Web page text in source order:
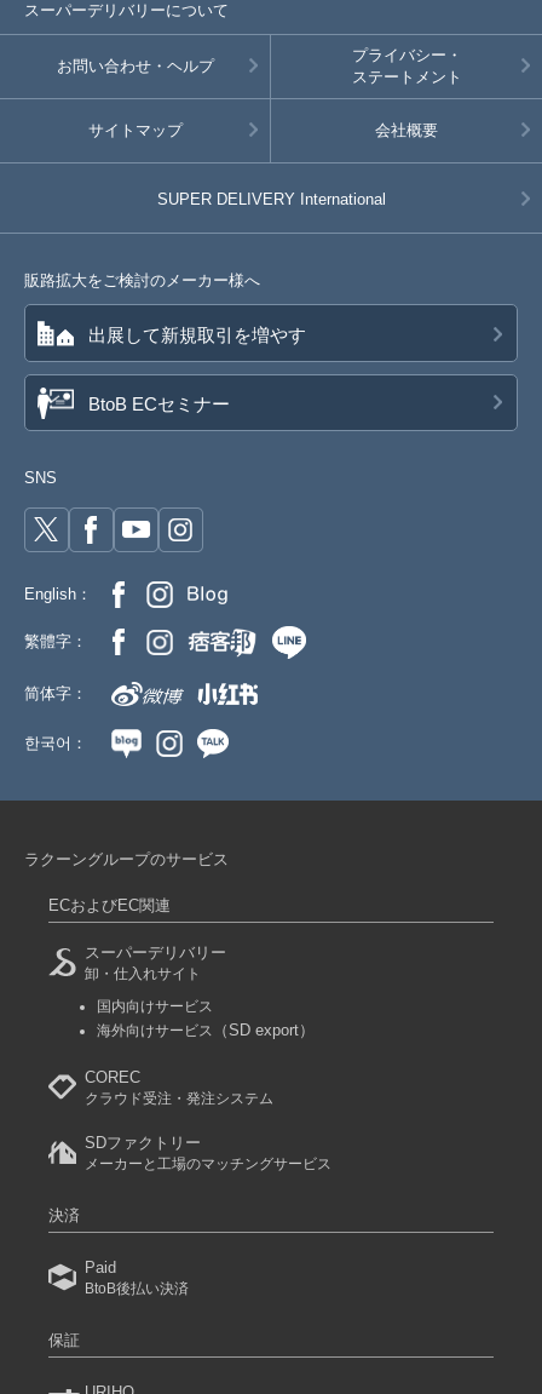
スーパーデリバリーについて
お問い合わせ・ヘルプ
プライバシー・
ステートメント
サイトマップ 会社概要
SUPER DELIVERY International
販路拡大をご検討のメーカー様へ
出展して新規取引を増やす
BtoB ECセミナー
SNS
English：
繁體字：
简体字：
한국어：
ラクーングループのサービス
ECおよびEC関連
スーパーデリバリー
卸・仕入れサイト
国内向けサービス
海外向けサービス
（SD export）
COREC
クラウド受注・発注システム
SDファクトリー
メーカーと工場のマッチングサービス
決済
Paid
BtoB後払い決済
保証